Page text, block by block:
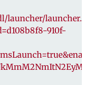
launcher/
910f-